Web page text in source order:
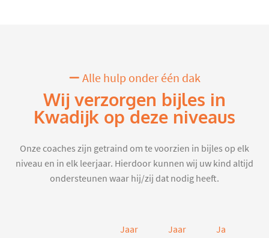
Alle hulp onder één dak
Wij verzorgen bijles in
Kwadijk op deze niveaus
Onze coaches zijn getraind om te voorzien in bijles op elk
niveau en in elk leerjaar. Hierdoor kunnen wij uw kind altijd
ondersteunen waar hij/zij dat nodig heeft.
Jaar
Jaar
Jaar